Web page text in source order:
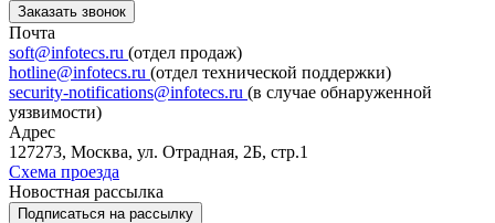
Заказать звонок
Почта
soft@infotecs.ru (отдел продаж)
hotline@infotecs.ru (отдел технической поддержки)
security-notifications@infotecs.ru (в случае обнаруженной
уязвимости)
Адрес
127273, Москва, ул. Отрадная, 2Б, стр.1
Схема проезда
Новостная рассылка
Подписаться на рассылку